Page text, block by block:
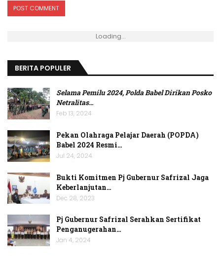
Loading...
BERITA POPULER
Selama Pemilu 2024, Polda Babel Dirikan Posko
Netralitas…
Feb 13, 2024
Pekan Olahraga Pelajar Daerah (POPDA)
Babel 2024 Resmi…
Jul 24, 2024
Bukti Komitmen Pj Gubernur Safrizal Jaga
Keberlanjutan…
Dec 28, 2023
Pj Gubernur Safrizal Serahkan Sertifikat
Penganugerahan…
Jan 4, 2024